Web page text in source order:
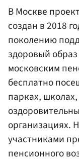
В Москве
создан в 2018
поколению
здоровый
московским
бесплатно
парках,
организациях.
участниками
пенсионного